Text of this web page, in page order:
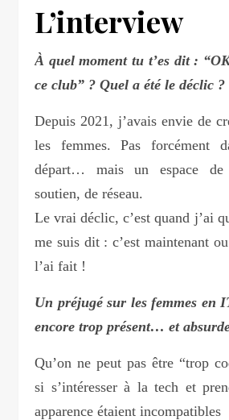
L’interview
À quel moment tu t’es dit :
ce club” ? Quel a été le déclic ?
Depuis 2021, j’avais envie de
les femmes. Pas forcément
départ… mais un espace de
soutien, de réseau.
Le vrai déclic, c’est quand j’ai
me suis dit : c’est maintenant
l’ai fait !
Un préjugé sur les femmes en
encore trop présent… et
Qu’on ne peut pas être “trop
si s’intéresser à la tech et
apparence étaient incompatibles